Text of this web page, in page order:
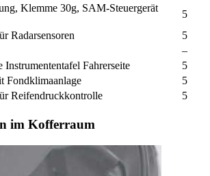
Klemme 30g, SAM-Steuergerät
5
Radarsensoren
5
–
Instrumententafel Fahrerseite
5
Fondklimaanlage
5
Reifendruckkontrolle 5
im Kofferraum